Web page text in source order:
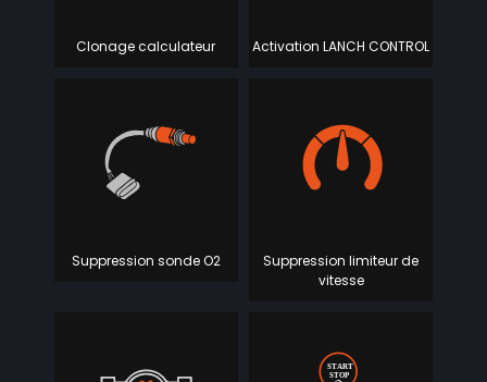
Clonage calculateur Activation LANCH CONTROL
Suppression sonde O2
Suppression limiteur de
vitesse